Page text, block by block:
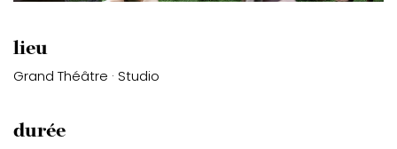
lieu
Grand Théâtre · Studio
durée